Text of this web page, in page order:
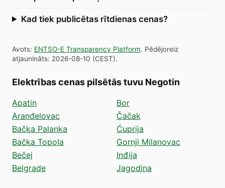
Kad tiek publicētas rītdienas cenas?
Avots: ENTSO-E Transparency Platform. Pēdējoreiz
atjaunināts: 2026-08-10 (CEST).
Elektrības cenas pilsētās tuvu Negotin
Apatin
Aranđelovac
Bačka Palanka
Bačka Topola
Bečej
Belgrade
Bor
Čačak
Ćuprija
Gornji Milanovac
Inđija
Jagodina